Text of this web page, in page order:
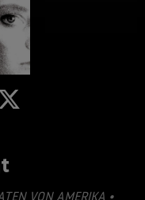
VON AMERIKA •